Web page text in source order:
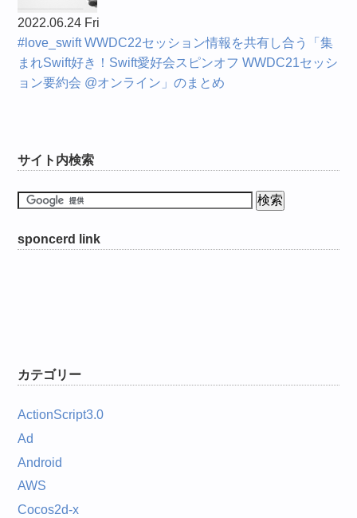
2022.06.24 Fri
#love_swift WWDC22セッション情報を共有し合う「集
まれSwift好き！Swift愛好会スピンオフ WWDC21セッシ
ョン要約会 @オンライン」のまとめ
サイト内検索
sponcerd link
カテゴリー
ActionScript3.0
Ad
Android
AWS
Cocos2d-x